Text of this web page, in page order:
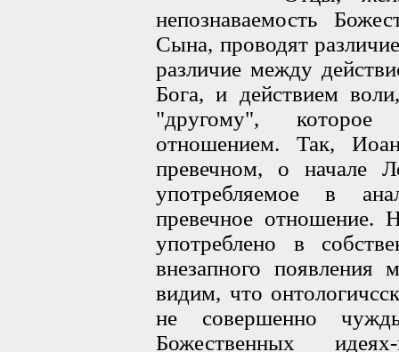
непознаваемость
Сына, проводят
различие между
Бога, и действием
"другому",
отношением. Так,
превечном, о начале
употребляемое в
превечное
употреблено в
внезапного
видим, что
не совершенно
Божественных